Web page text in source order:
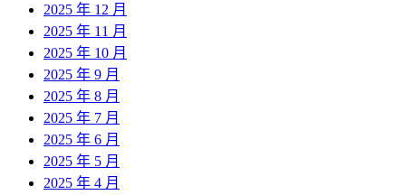
2025 年 12 月
2025 年 11 月
2025 年 10 月
2025 年 9 月
2025 年 8 月
2025 年 7 月
2025 年 6 月
2025 年 5 月
2025 年 4 月